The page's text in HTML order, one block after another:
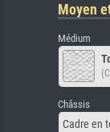
Moyen
Médium
Châssis
Cadre en